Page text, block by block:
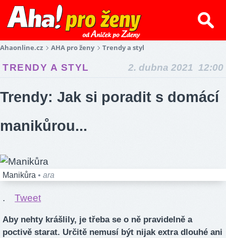
Ahaonline.cz AHA pro ženy Trendy a styl
2. dubna 2021 12:00
TRENDY A STYL
Trendy: Jak si poradit s domácí
manikůrou...
Manikůra • ara
. Tweet
Aby nehty krášlily, je třeba se o ně pravidelně a
poctivě starat. Určitě nemusí být nijak extra dlouhé ani